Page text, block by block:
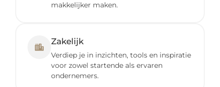
makkelijker maken.
Zakelijk
Verdiep je in inzichten, tools en inspiratie
voor zowel startende als ervaren
ondernemers.